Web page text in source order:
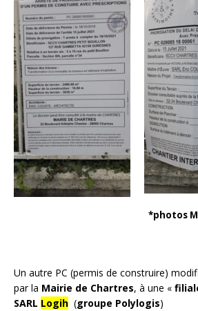
*photos
Un autre PC (permis de construire)
par la Mairie de Chartres, à une «
SARL Logih (groupe Polylogis)